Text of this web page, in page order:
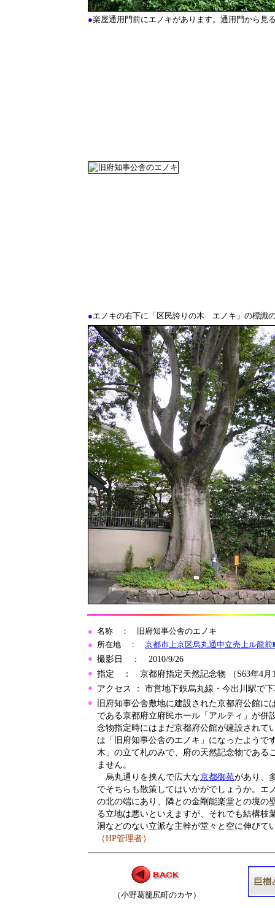
●楽屋通用門前にエノキがあります。通用門から見
●エノキの右下に「区民誇りの木 エノキ」の標識
● 名称 ： 旧府知事公舎のエノキ
● 所在地 ： 京都市上京区烏丸通中立売上ル龍前
● 撮影日 ： 2010/9/26
● 指定 ： 京都府指定天然記念物 （S63年4月
● アクセス ： 市営地下鉄烏丸線・今出川駅で
●
旧府知事公舎敷地に建設された京都府公館に
である京都府立府民ホール「アルティ」が併
念物指定時にはまだ京都府公館が建設されて
は「旧府知事公舎のエノキ」になったようで
木」の立て札のみで、府の天然記念物である
ません。
烏丸通りを挟んで広大な京都御苑があり、
でそちらも散策してはいかがでしょうか。エ
の北の端にあり、隣との金剛能楽堂との境の
る立地は悪いといえますが、それでも結構枝
洞などのない立派な主幹が堂々と空に伸びて
（HP管理者）
（小野葛籠尻町のカヤ）